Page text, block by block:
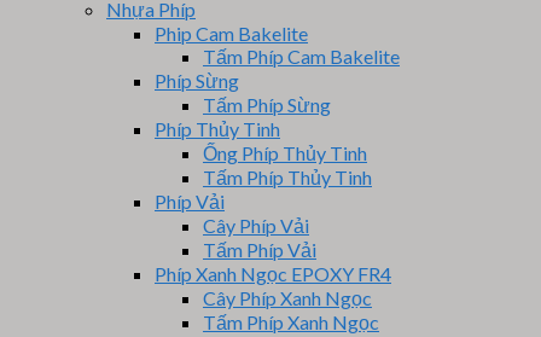
Nhựa Phíp
Phip Cam Bakelite
Tấm Phíp Cam Bakelite
Phíp Sừng
Tấm Phíp Sừng
Phíp Thủy Tinh
Ống Phíp Thủy Tinh
Tấm Phíp Thủy Tinh
Phíp Vải
Cây Phíp Vải
Tấm Phíp Vải
Phíp Xanh Ngọc EPOXY FR4
Cây Phíp Xanh Ngọc
Tấm Phíp Xanh Ngọc